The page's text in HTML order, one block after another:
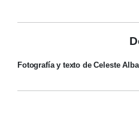
Fotografía y texto de Celeste